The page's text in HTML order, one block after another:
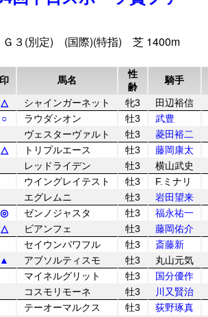
Ｇ３(別定) (国際)(特指) 芝 1400m
印 馬名
性
齢
騎手
△ シャインガーネット 牝3
田辺裕信
○ ラウダシオン 牡3
武豊
ヴェスターヴァルト 牡3
菱田裕二
△ トリプルエース 牡3
藤岡康太
レッドライデン 牡3
横山武史
ウイングレイテスト 牡3
F.ミナリ
エグレムニ 牡3
岩田望来
◎ ゼンノジャスタ 牡3
福永祐一
△ ビアンフェ 牡3
藤岡佑介
セイウンパワフル 牡3
斎藤新
▲ アブソルティスモ 牡3
丸山元気
マイネルグリット 牡3
国分優作
コスモリモーネ 牡3
川又賢治
テーオーマルクス 牡3
荻野琢真